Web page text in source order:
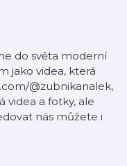
do světa moderní
jako videa, která
@zubnikanalek,
videa a fotky, ale
nás můžete i